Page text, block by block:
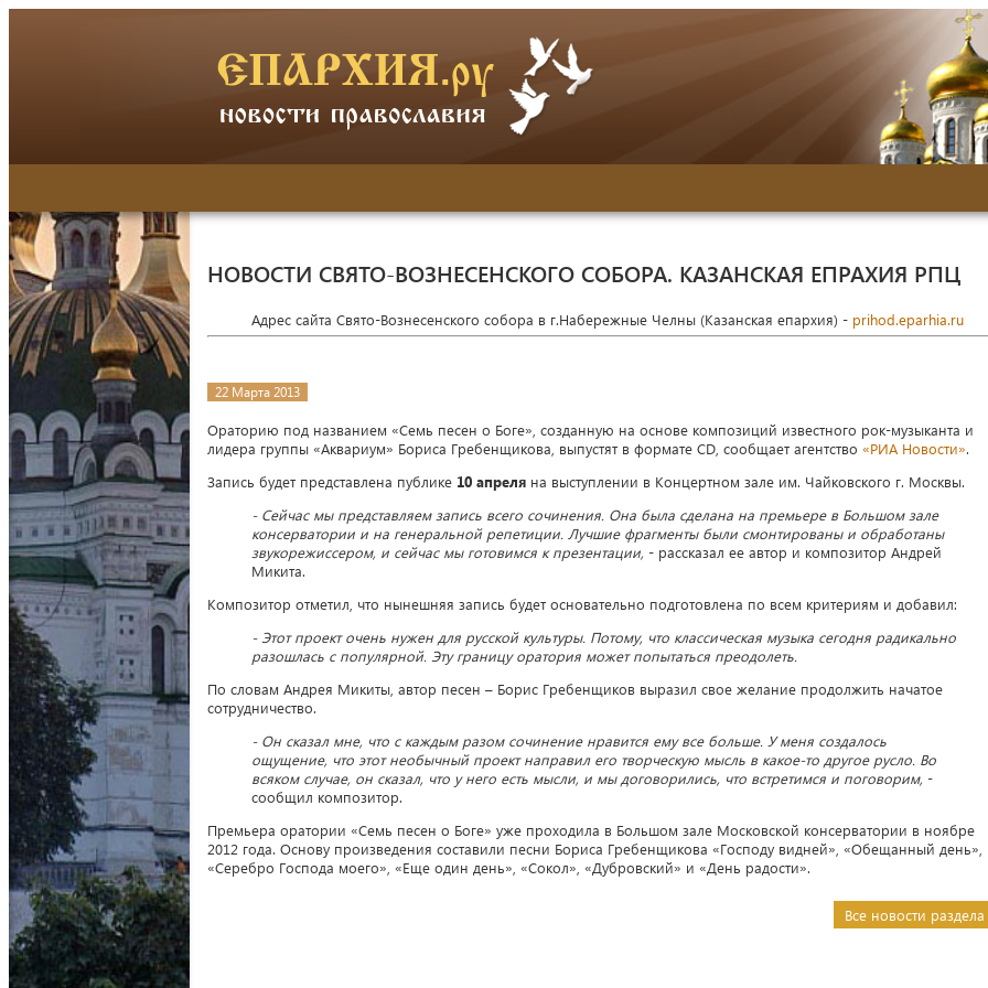
НОВОСТИ СВЯТО-ВОЗНЕСЕНСКОГО СОБОРА. КАЗАНСКАЯ ЕПРАХИЯ РПЦ
Адрес сайта Свято-Вознесенского собора в г.Набережные Челны (Казанская епархия) - prihod.eparhia.ru
22 Марта 2013
Ораторию под названием «Семь песен о Боге», созданную на основе композиций известного рок-музыканта и
лидера группы «Аквариум» Бориса Гребенщикова, выпустят в формате CD, сообщает агентство «РИА Новости».
Запись будет представлена публике 10 апреля на выступлении в Концертном зале им. Чайковского г. Москвы.
- Сейчас мы представляем запись всего сочинения. Она была сделана на премьере в Большом зале
консерватории и на генеральной репетиции. Лучшие фрагменты были смонтированы и обработаны
звукорежиссером, и сейчас мы готовимся к презентации, - рассказал ее автор и композитор Андрей
Микита.
Композитор отметил, что нынешняя запись будет основательно подготовлена по всем критериям и добавил:
- Этот проект очень нужен для русской культуры. Потому, что классическая музыка сегодня радикально
разошлась с популярной. Эту границу оратория может попытаться преодолеть.
По словам Андрея Микиты, автор песен – Борис Гребенщиков выразил свое желание продолжить начатое
сотрудничество.
- Он сказал мне, что с каждым разом сочинение нравится ему все больше. У меня создалось
ощущение, что этот необычный проект направил его творческую мысль в какое-то другое русло. Во
всяком случае, он сказал, что у него есть мысли, и мы договорились, что встретимся и поговорим, -
сообщил композитор.
Премьера оратории «Семь песен о Боге» уже проходила в Большом зале Московской консерватории в ноябре
2012 года. Основу произведения составили песни Бориса Гребенщикова «Господу видней», «Обещанный день»,
«Серебро Господа моего», «Еще один день», «Сокол», «Дубровский» и «День радости».
Все новости